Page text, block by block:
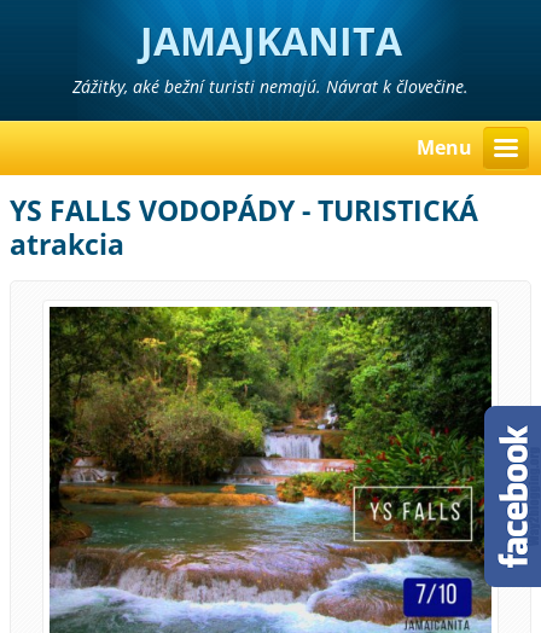
JAMAJKANITA
Zážitky, aké bežní turisti nemajú. Návrat k človečine.
Menu
YS FALLS VODOPÁDY - TURISTICKÁ
atrakcia